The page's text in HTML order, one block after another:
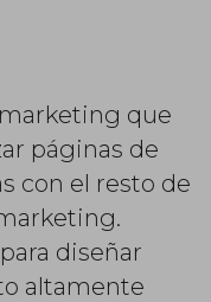
que
páginas de
con el resto de
diseñar
altamente